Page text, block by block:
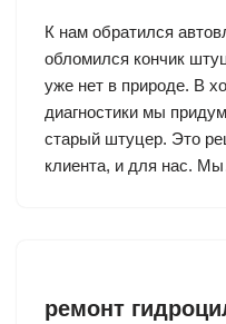
К нам обратился
обломился кончик
уже нет в природе. В
диагностики мы
старый штуцер. Это
клиента, и для нас.
ремонт